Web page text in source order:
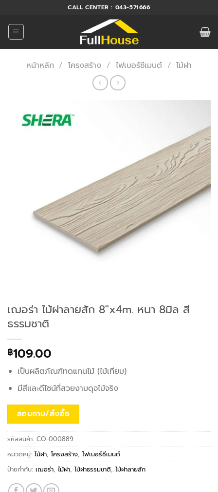
ยัง
เนื้อหา
CALL CENTER : 043-571666
หน้าหลัก / โครงสร้าง / ไฟเบอร์ซีเมนต์ / ไม้ฝา
เฌอร่า ไม้ฝาลายสัก 8″x4m. หนา 8มิล สี
ธรรมชาติ
฿109.00
เป็นผลิตภัณฑ์ทดแทนไม้ (ไม้เทียม)
มีสีและดีไซน์ที่สวยงามดุจไม้จริง
สอบถาม/สั่งซื้อ
รหัสสินค้า: CO-000889
หมวดหมู่: ไม้ฝา, โครงสร้าง, ไฟเบอร์ซีเมนต์
ป้ายกำกับ: เฌอร่า, ไม้ฝา, ไม้ฝาธรรมชาติ, ไม้ฝาลายสัก